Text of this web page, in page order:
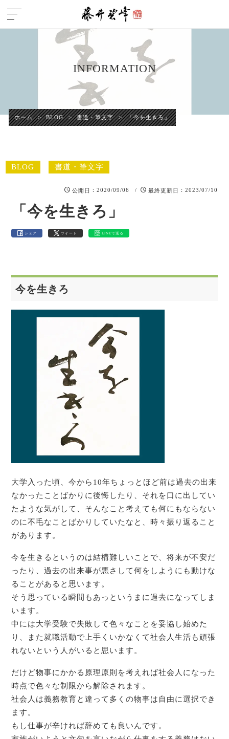
INFORMATION
ホーム > BLOG > 書道・筆文字 > 「今を生きろ」
BLOG 書道・筆文字
公開日 ：2020/09/06 / 最終更新日 ：2023/07/10
「今を生きろ」
シェア ツイート LINEで送る
今を生きろ
大学入った頃、今から10年ちょっとほど前は過去の出来
なかったことばかりに後悔したり、それを口に出してい
たような気がして、そんなこと考えても何にもならない
のに不毛なことばかりしていたなと、時々振り返ること
があります。
今を生きるというのは結構難しいことで、将来が不安だ
ったり、過去の出来事が悪さして何をしようにも動けな
ることがあると思います。
そう思っている瞬間もあっというまに過去になってしま
います。
中には大学受験で失敗して色々なことを妥協し始めた
り、また就職活動で上手くいかなくて社会人生活も頑張
れないという人がいると思います。
だけど物事にかかる原理原則を考えれば社会人になった
時点で色々な制限から解除されます。
社会人は義務教育と違って多くの物事は自由に選択でき
ます。
もし仕事が辛ければ辞めても良いんです。